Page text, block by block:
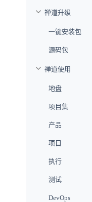
禅道升级
一键安装包
源码包
禅道使用
地盘
项目集
产品
项目
执行
测试
DevOps